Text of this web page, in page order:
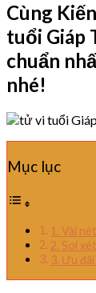
Cùng
tuổi Giáp
chuẩn
nhé!
Mục lục
1. Vài
2. Soi
3. Ưu